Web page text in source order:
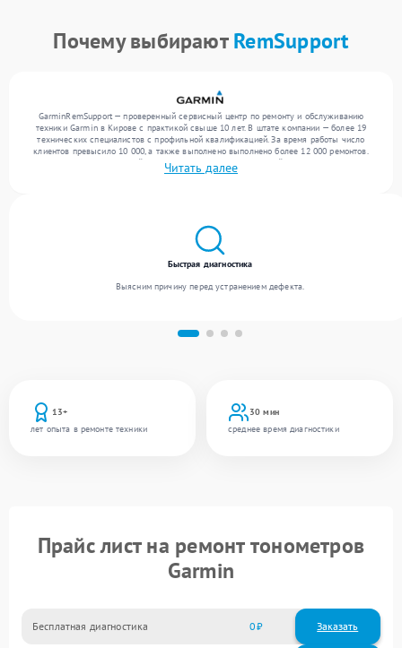
Почему выбираютRemSupport
GarminRemSupport — проверенный сервисный центр по ремонту и обслуживанию
техники Garmin в Кирове с практикой свыше 10 лет. В штате компании — более 19
технических специалистов с профильной квалификацией. За время работы число
клиентов превысило 10 000, а также выполнено выполнено более 12 000 ремонтов.
Ежемесячно в сервисный центр поступает более 300 устройств, включая , , . Мы
работаем с широким спектром неисправностей и обеспечиваем надежный результат
Читать далее
13+
лет опыта в ремонте техники
30 мин
среднее время диагностики
Быстрая диагностика
Выясним причину перед устранением дефекта.
Прайс лист на ремонт тонометров
Garmin
Бесплатная диагностика 0 Заказать